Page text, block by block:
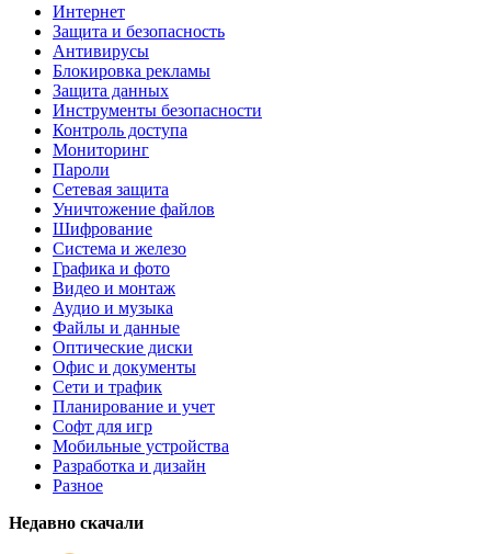
Интернет
Защита и безопасность
Антивирусы
Блокировка рекламы
Защита данных
Инструменты безопасности
Контроль доступа
Мониторинг
Пароли
Сетевая защита
Уничтожение файлов
Шифрование
Система и железо
Графика и фото
Видео и монтаж
Аудио и музыка
Файлы и данные
Оптические диски
Офис и документы
Сети и трафик
Планирование и учет
Софт для игр
Мобильные устройства
Разработка и дизайн
Разное
Недавно скачали